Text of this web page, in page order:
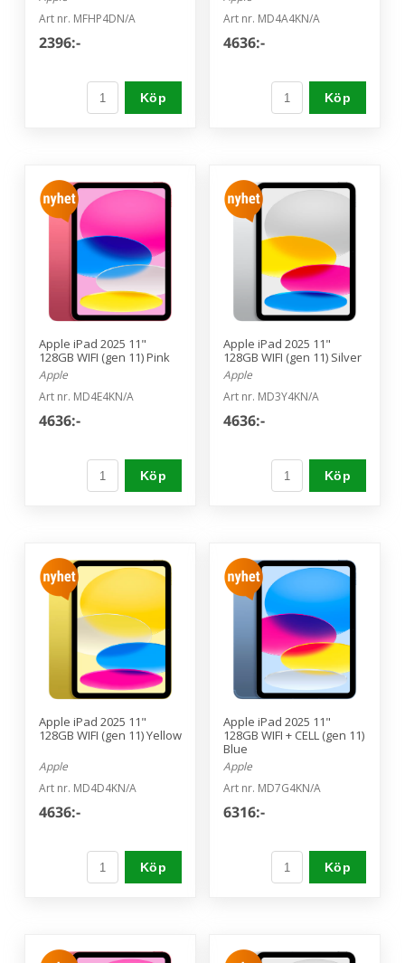
Art nr. MFHP4DN/A
2396:-
Köp
Art nr. MD4A4KN/A
4636:-
Köp
Apple iPad 2025 11"
128GB WIFI (gen 11) Pink
Apple
Art nr. MD4E4KN/A
4636:-
Köp
Apple iPad 2025 11"
128GB WIFI (gen 11) Silver
Apple
Art nr. MD3Y4KN/A
4636:-
Köp
Apple iPad 2025 11"
128GB WIFI (gen 11) Yellow
Apple
Art nr. MD4D4KN/A
4636:-
Köp
Apple iPad 2025 11"
128GB WIFI + CELL (gen 11)
Blue
Apple
Art nr. MD7G4KN/A
6316:-
Köp